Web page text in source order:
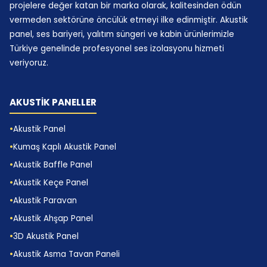
konforunu belirleyen temel faktörlerden biri hava
kalitesidir. Sessiz fan teknolojisiyle çalışan bir
havalandırma sistemi, iç mekânı bunaltıcı
olmaktan çıkarır ve nefes konforunu korur. Hedef,
akım ise dikkat kaybı üretir. Bu yüzden akustik kabin
mühendisliğinde fan karakteristiği ile akustik denge
birlikte optimize edilir.
Doğru hava yönetimi, kullanım süresini doğrudan
etkiler. Konforu yüksek olmayan kabinler kısa
sürede daha az tercih edilir. Dolayısıyla
havalandırma sistemi, ürün performansında ikincil
değil birincil kriterdir.
Aydınlatma, Elektrik ve Dijital Çalışma
projelere değer katan bir marka olarak, kalitesinden ödün
vermeden sektörüne öncülük etmeyi ilke edinmiştir. Akustik
panel, ses bariyeri, yalıtım süngeri ve kabin ürünlerimizle
Türkiye genelinde profesyonel ses izolasyonu hizmeti
veriyoruz.
AKUSTİK PANELLER
Akustik Panel
Kumaş Kaplı Akustik Panel
Akustik Baffle Panel
Akustik Keçe Panel
Akustik Paravan
Akustik Ahşap Panel
3D Akustik Panel
Akustik Asma Tavan Paneli